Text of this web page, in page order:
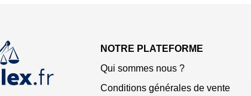
NOTRE PLATEFORME
Qui sommes nous ?
Conditions générales de vente